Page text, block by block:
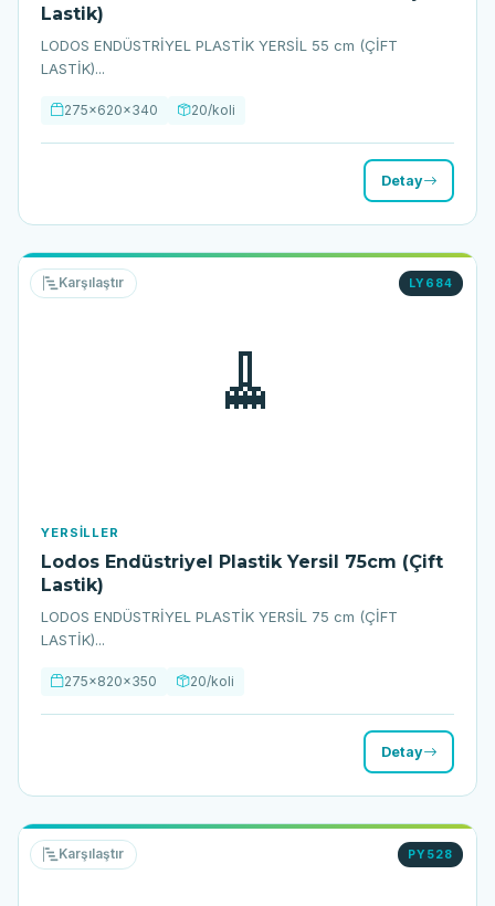
Lastik)
LODOS ENDÜSTRİYEL PLASTİK YERSİL 55 cm (ÇİFT
LASTİK)...
275x620x340 20/koli
Detay
🧹
LY684
Karşılaştır
YERSILLER
Lodos Endüstriyel Plastik Yersil 75cm (Çift
Lastik)
LODOS ENDÜSTRİYEL PLASTİK YERSİL 75 cm (ÇİFT
LASTİK)...
275x820x350 20/koli
Detay
PY528
Karşılaştır